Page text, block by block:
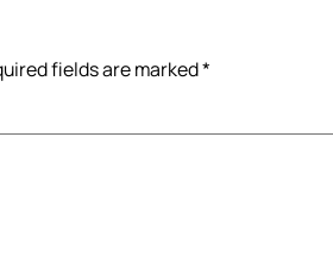
fields are marked*